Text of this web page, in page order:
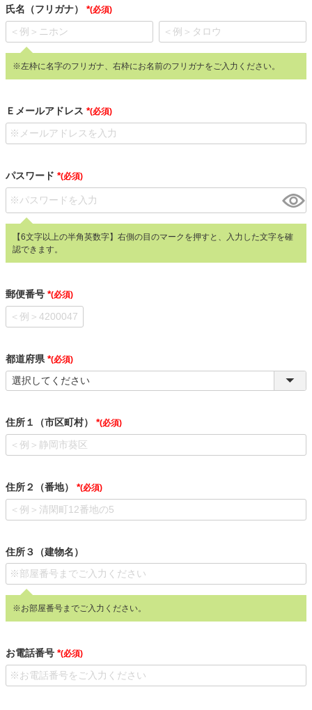
氏名（フリガナ） (必須)
※左枠に名字のフリガナ、右枠にお名前のフリガナをご入力ください。
Ｅメールアドレス (必須)
パスワード (必須)
【6文字以上の半角英数字】右側の目のマークを押すと、入力した文字を確
認できます。
郵便番号 (必須)
都道府県 (必須)
住所１（市区町村） (必須)
住所２（番地） (必須)
住所３（建物名）
※お部屋番号までご入力ください。
お電話番号 (必須)